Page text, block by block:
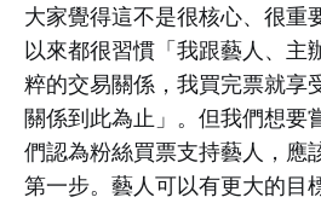
大家覺得這不是很核心、很重
以來都很習慣「我跟藝人、主
粹的交易關係，我買完票就享
關係到此為止」。但我們想要
們認為粉絲買票支持藝人，應
第一步。藝人可以有更大的目